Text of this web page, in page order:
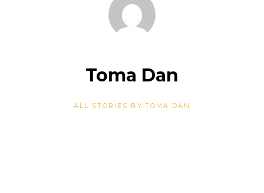
Toma Dan
ALL STORIES BY:TOMA DAN